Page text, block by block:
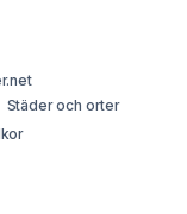
Städer och orter